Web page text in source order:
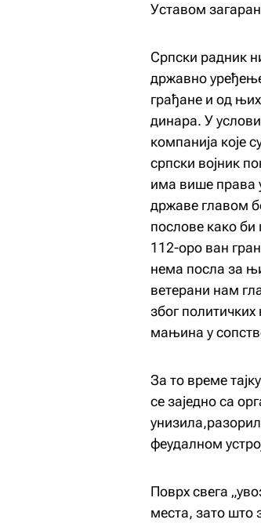
Уставом
Српски радник
државно уређење
грађане и од
динара. У
компанија које
српски војник
има више права
државе главом
послове како
112-оро ван
нема посла за
ветерани нам
због
мањина у
За то време
се заједно са
феудалном
Поврх свега
места, зато што